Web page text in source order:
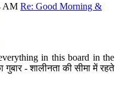
AM Re: Good Morning &
in this board in the
- शालीनता की सीमा में रहते